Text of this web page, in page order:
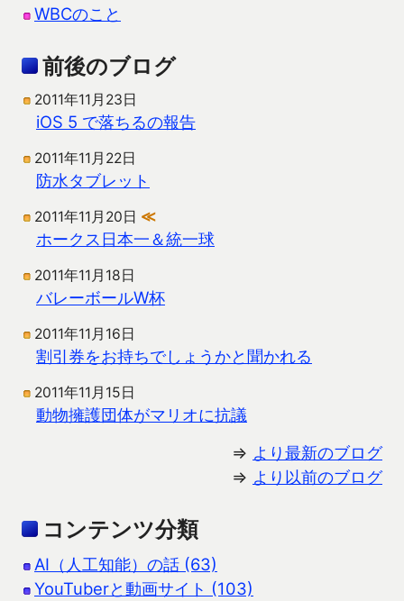
WBCのこと
前後のブログ
2011年11月23日
iOS 5 で落ちるの報告
2011年11月22日
防水タブレット
2011年11月20日 ≪
ホークス日本一＆統一球
2011年11月18日
バレーボールW杯
2011年11月16日
割引券をお持ちでしょうかと聞かれる
2011年11月15日
動物擁護団体がマリオに抗議
⇒ より最新のブログ
⇒ より以前のブログ
コンテンツ分類
AI（人工知能）の話 (63)
YouTuberと動画サイト (103)